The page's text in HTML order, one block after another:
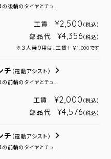
後輪のタイヤとチュ...
工賃 ¥2,500 （税込）
部品代 ¥4,356（税込）
※３人乗り用は、工賃＋￥1,000です
チ （電動アシスト）
前輪のタイヤとチュ...
工賃 ¥2,000 （税込）
部品代 ¥4,576（税込）
チ （電動アシスト）
前輪のタイヤとチュ...